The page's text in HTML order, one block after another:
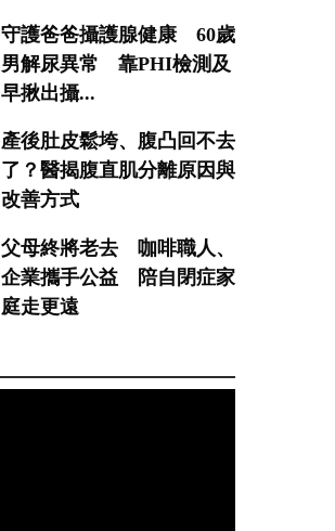
守護爸爸攝護腺健康 60歲
男解尿異常 靠PHI檢測及
早揪出攝...
產後肚皮鬆垮、腹凸回不去
了？醫揭腹直肌分離原因與
改善方式
父母終將老去 咖啡職人、
企業攜手公益 陪自閉症家
庭走更遠